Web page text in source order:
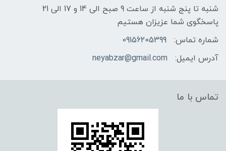
شنبه تا پنج شنبه از ساعت 9 صبح الی 14 و 17 الی 21
پاسخگوی شما عزیزان هستیم
شماره تماس:
09156205399
آدرس ایمیل:
neyabzar@gmail.com
تماس با ما